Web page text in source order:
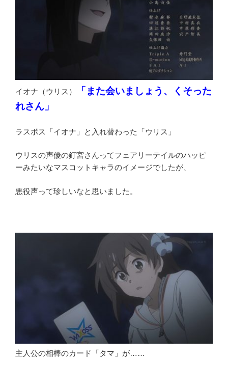
イオナ（ウリス）
「また会いましょう、くそった
れさん」
ラスボス「イオナ」と入れ替わった「ウリス」
ウリスの声優の釘宮さんってフェアリーテイルのハッピ
ーみたいなマスコットキャラのイメージでしたが、
悪役声って珍しいなと思いました。
主人公の相棒のカード「タマ」が……